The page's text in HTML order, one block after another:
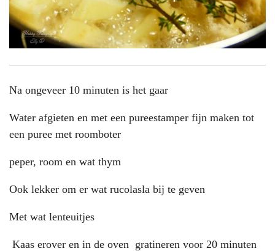
Na ongeveer 10 minuten is het gaar
Water afgieten en met een pureestamper fijn maken tot
een puree met roomboter
peper, room en wat thym
Ook lekker om er wat rucolasla bij te geven
Met wat lenteuitjes
Kaas erover en in de oven gratineren voor 20 minuten